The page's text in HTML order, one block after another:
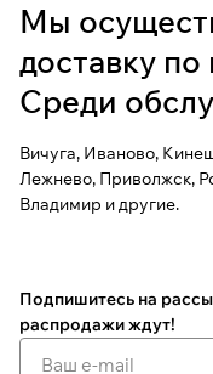
Мы
доставку по
Среди
Вичуга, Иваново,
Лежнево, Приволжск,
Владимир и другие.
Подпишитесь на
распродажи ждут!